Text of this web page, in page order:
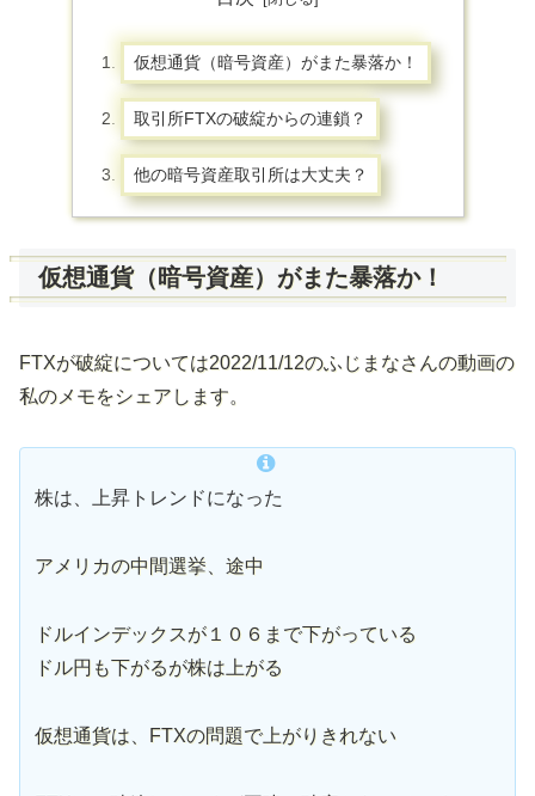
仮想通貨（暗号資産）がまた暴落か！
取引所FTXの破綻からの連鎖？
他の暗号資産取引所は大丈夫？
仮想通貨（暗号資産）がまた暴落か！
FTXが破綻については2022/11/12のふじまなさんの動画の
私のメモをシェアします。
株は、上昇トレンドになった
アメリカの中間選挙、途中
ドルインデックスが１０６まで下がっている
ドル円も下がるが株は上がる
仮想通貨は、FTXの問題で上がりきれない